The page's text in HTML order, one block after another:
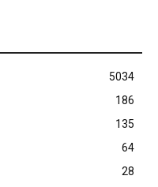
5034
186
135
64
28